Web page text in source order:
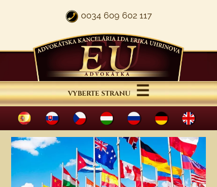
0034 609 602 117
VYBERTE STRANU ☰
MENU